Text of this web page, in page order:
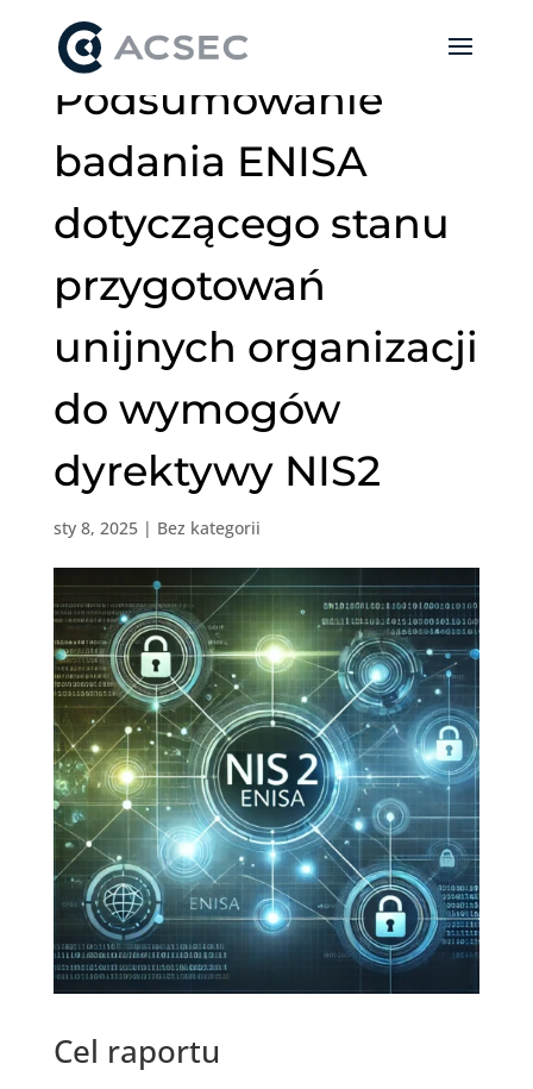
Podsumowanie
badania ENISA
dotyczącego stanu
przygotowań
unijnych organizacji
do wymogów
dyrektywy NIS2
sty 8, 2025| Bez kategorii
Cel raportu